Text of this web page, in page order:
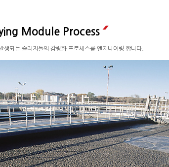
Module Process
생되는 슬러지들의 감량화 프로세스를 엔지니어링 합니다.